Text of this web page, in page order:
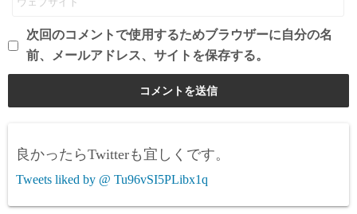
次回のコメントで使用するためブラウザーに自分の名
前、メールアドレス、サイトを保存する。
良かったらTwitterも宜しくです。
Tweets liked by @ Tu96vSI5PLibx1q